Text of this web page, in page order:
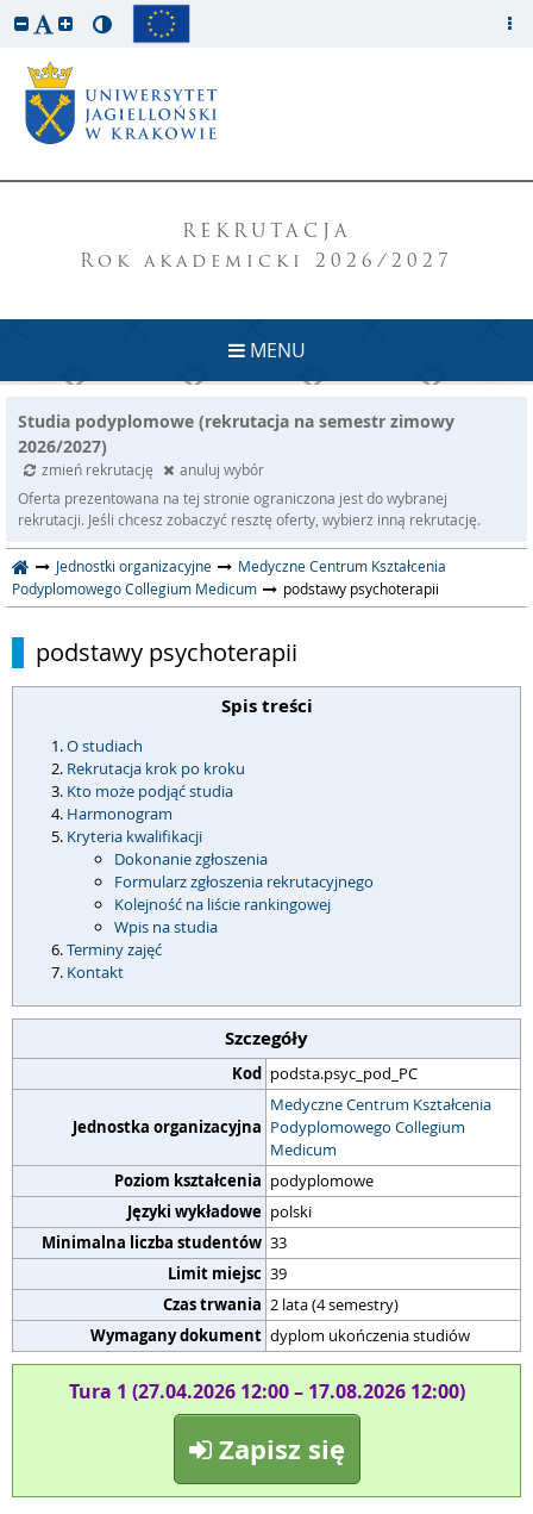
REKRUTACJA
Rok akademicki 2026/2027
MENU
Studia podyplomowe (rekrutacja na semestr zimowy
2026/2027)
zmień rekrutację
anuluj wybór
Oferta prezentowana na tej stronie ograniczona jest do wybranej
rekrutacji. Jeśli chcesz zobaczyć resztę oferty, wybierz inną rekrutację.
Jednostki organizacyjne
Medyczne Centrum Kształcenia
Podyplomowego Collegium Medicum
podstawy psychoterapii
podstawy psychoterapii
Spis treści
O studiach
Rekrutacja krok po kroku
Kto może podjąć studia
Harmonogram
Kryteria kwalifikacji
Dokonanie zgłoszenia
Formularz zgłoszenia rekrutacyjnego
Kolejność na liście rankingowej
Wpis na studia
Terminy zajęć
Kontakt
Szczegóły
Kod podsta.psyc_pod_PC
Jednostka organizacyjna
Medyczne Centrum Kształcenia
Podyplomowego Collegium
Medicum
Poziom kształcenia podyplomowe
Języki wykładowe polski
Minimalna liczba studentów 33
Limit miejsc 39
Czas trwania 2 lata (4 semestry)
Wymagany dokument dyplom ukończenia studiów
Tura 1 (27.04.2026 12:00 – 17.08.2026 12:00)
Zapisz się